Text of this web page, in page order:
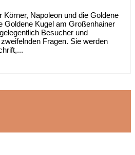
Körner, Napoleon und die Goldene
Goldene Kugel am Großenhainer
Besucher und
Fragen. Sie werden